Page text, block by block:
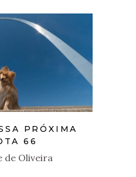
PRÓXIMA
66
de Oliveira